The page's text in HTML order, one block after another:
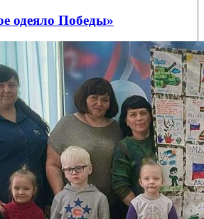
одеяло Победы»